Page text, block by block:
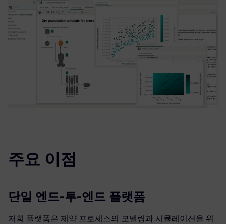
주요 이점
단일 엔드-투-엔드 플랫폼
저희 플랫폼은 제약 프로세스의 모델링과 시뮬레이션을 위